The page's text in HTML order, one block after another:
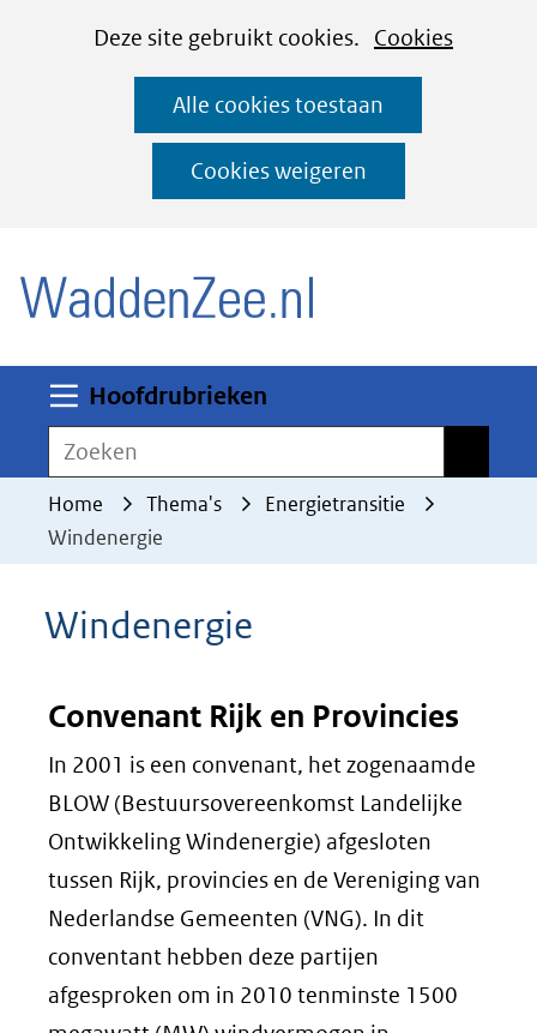
CookiesDeze site gebruikt cookies. Cookies
deze
worden
toegestaan
geweigerd.
Alle cookies toestaan
Cookies weigeren
Ga
naar
de
inhoud
Hoofdrubrieken
Zoeken
Home Thema's
Energietransitie
Windenergie
Windenergie
Convenant Rijk en Provincies
In 2001 is een convenant, het zogenaamde
BLOW (Bestuursovereenkomst Landelijke
Ontwikkeling Windenergie) afgesloten
tussen Rijk, provincies en de Vereniging van
Nederlandse Gemeenten (VNG). In dit
conventant hebben deze partijen
afgesproken om in 2010 tenminste 1500